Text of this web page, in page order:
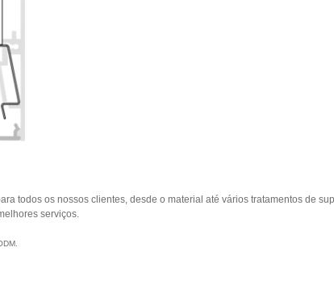
todos os nossos clientes, desde o material até vários tratamentos de
serviços.